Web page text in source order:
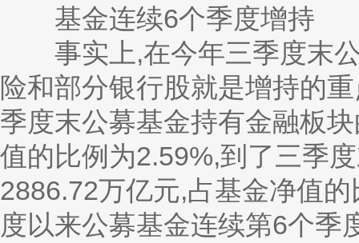
基金连续6个季度增持
事实上,在今年三季度末公
险和部分银行股就是增持的
季度末公募基金持有金融板
值的比例为2.59%,到了三季
2886.72万亿元,占基金净值
度以来公募基金连续第6个季